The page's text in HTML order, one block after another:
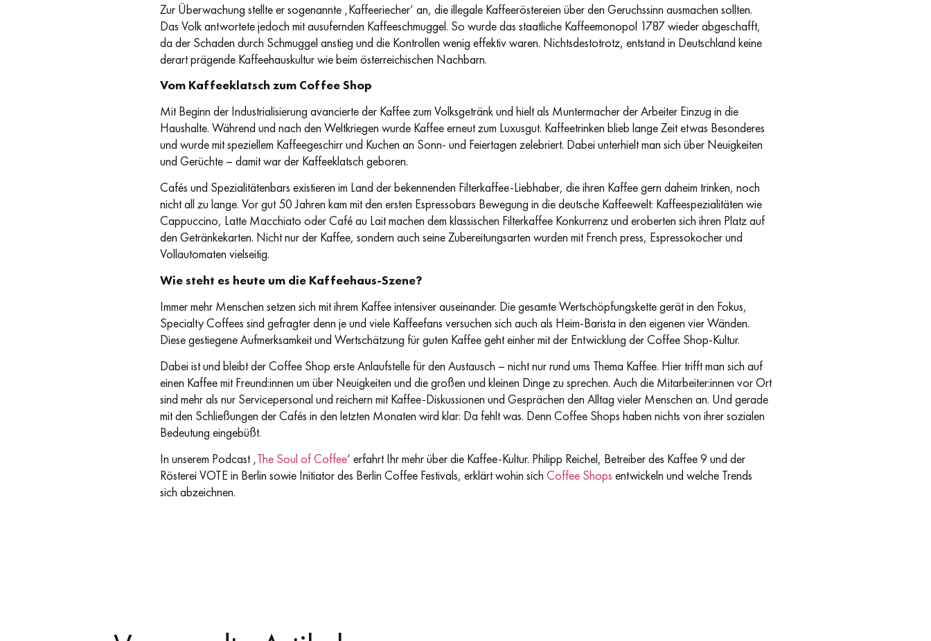
Zur Überwachung stellte er sogenannte ‚Kaffeeriecher‘ an, die illegale Kaffeeröstereien über den Geruchssinn ausmachen sollten.
Das Volk antwortete jedoch mit ausufernden Kaffeeschmuggel. So wurde das staatliche Kaffeemonopol 1787 wieder abgeschafft,
da der Schaden durch Schmuggel anstieg und die Kontrollen wenig effektiv waren. Nichtsdestotrotz, entstand in Deutschland keine
derart prägende Kaffeehauskultur wie beim österreichischen Nachbarn.
Vom Kaffeeklatsch zum Coffee Shop
Mit Beginn der Industrialisierung avancierte der Kaffee zum Volksgetränk und hielt als Muntermacher der Arbeiter Einzug in die
Haushalte. Während und nach den Weltkriegen wurde Kaffee erneut zum Luxusgut. Kaffeetrinken blieb lange Zeit etwas Besonderes
und wurde mit speziellem Kaffeegeschirr und Kuchen an Sonn- und Feiertagen zelebriert. Dabei unterhielt man sich über Neuigkeiten
und Gerüchte – damit war der Kaffeeklatsch geboren.
Cafés und Spezialitätenbars existieren im Land der bekennenden Filterkaffee-Liebhaber, die ihren Kaffee gern daheim trinken, noch
nicht all zu lange. Vor gut 50 Jahren kam mit den ersten Espressobars Bewegung in die deutsche Kaffeewelt: Kaffeespezialitäten wie
Cappuccino, Latte Macchiato oder Café au Lait machen dem klassischen Filterkaffee Konkurrenz und eroberten sich ihren Platz auf
den Getränkekarten. Nicht nur der Kaffee, sondern auch seine Zubereitungsarten wurden mit French press, Espressokocher und
Vollautomaten vielseitig.
Wie steht es heute um die Kaffeehaus-Szene?
Immer mehr Menschen setzen sich mit ihrem Kaffee intensiver auseinander. Die gesamte Wertschöpfungskette gerät in den Fokus,
Specialty Coffees sind gefragter denn je und viele Kaffeefans versuchen sich auch als Heim-Barista in den eigenen vier Wänden.
Diese gestiegene Aufmerksamkeit und Wertschätzung für guten Kaffee geht einher mit der Entwicklung der Coffee Shop-Kultur.
Dabei ist und bleibt der Coffee Shop erste Anlaufstelle für den Austausch – nicht nur rund ums Thema Kaffee. Hier trifft man sich auf
einen Kaffee mit Freund:innen um über Neuigkeiten und die großen und kleinen Dinge zu sprechen. Auch die Mitarbeiter:innen vor Ort
sind mehr als nur Servicepersonal und reichern mit Kaffee-Diskussionen und Gesprächen den Alltag vieler Menschen an. Und gerade
mit den Schließungen der Cafés in den letzten Monaten wird klar: Da fehlt was. Denn Coffee Shops haben nichts von ihrer sozialen
Bedeutung eingebüßt.
In unserem Podcast ‚The Soul of Coffee‘ erfahrt Ihr mehr über die Kaffee-Kultur. Philipp Reichel, Betreiber des Kaffee 9 und der
Rösterei VOTE in Berlin sowie Initiator des Berlin Coffee Festivals, erklärt wohin sich Coffee Shops entwickeln und welche Trends
sich abzeichnen.